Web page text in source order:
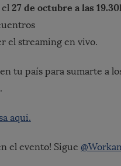
27 de octubre a las
el streaming en vivo.
tu país para sumarte a
aqui.
el evento! Sigue